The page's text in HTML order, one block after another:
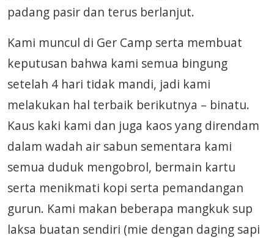
padang pasir dan terus berlanjut.
Kami muncul di Ger Camp serta membuat
keputusan bahwa kami semua bingung
setelah 4 hari tidak mandi, jadi kami
melakukan hal terbaik berikutnya – binatu.
Kaus kaki kami dan juga kaos yang direndam
dalam wadah air sabun sementara kami
semua duduk mengobrol, bermain kartu
serta menikmati kopi serta pemandangan
gurun. Kami makan beberapa mangkuk sup
laksa buatan sendiri (mie dengan daging sapi